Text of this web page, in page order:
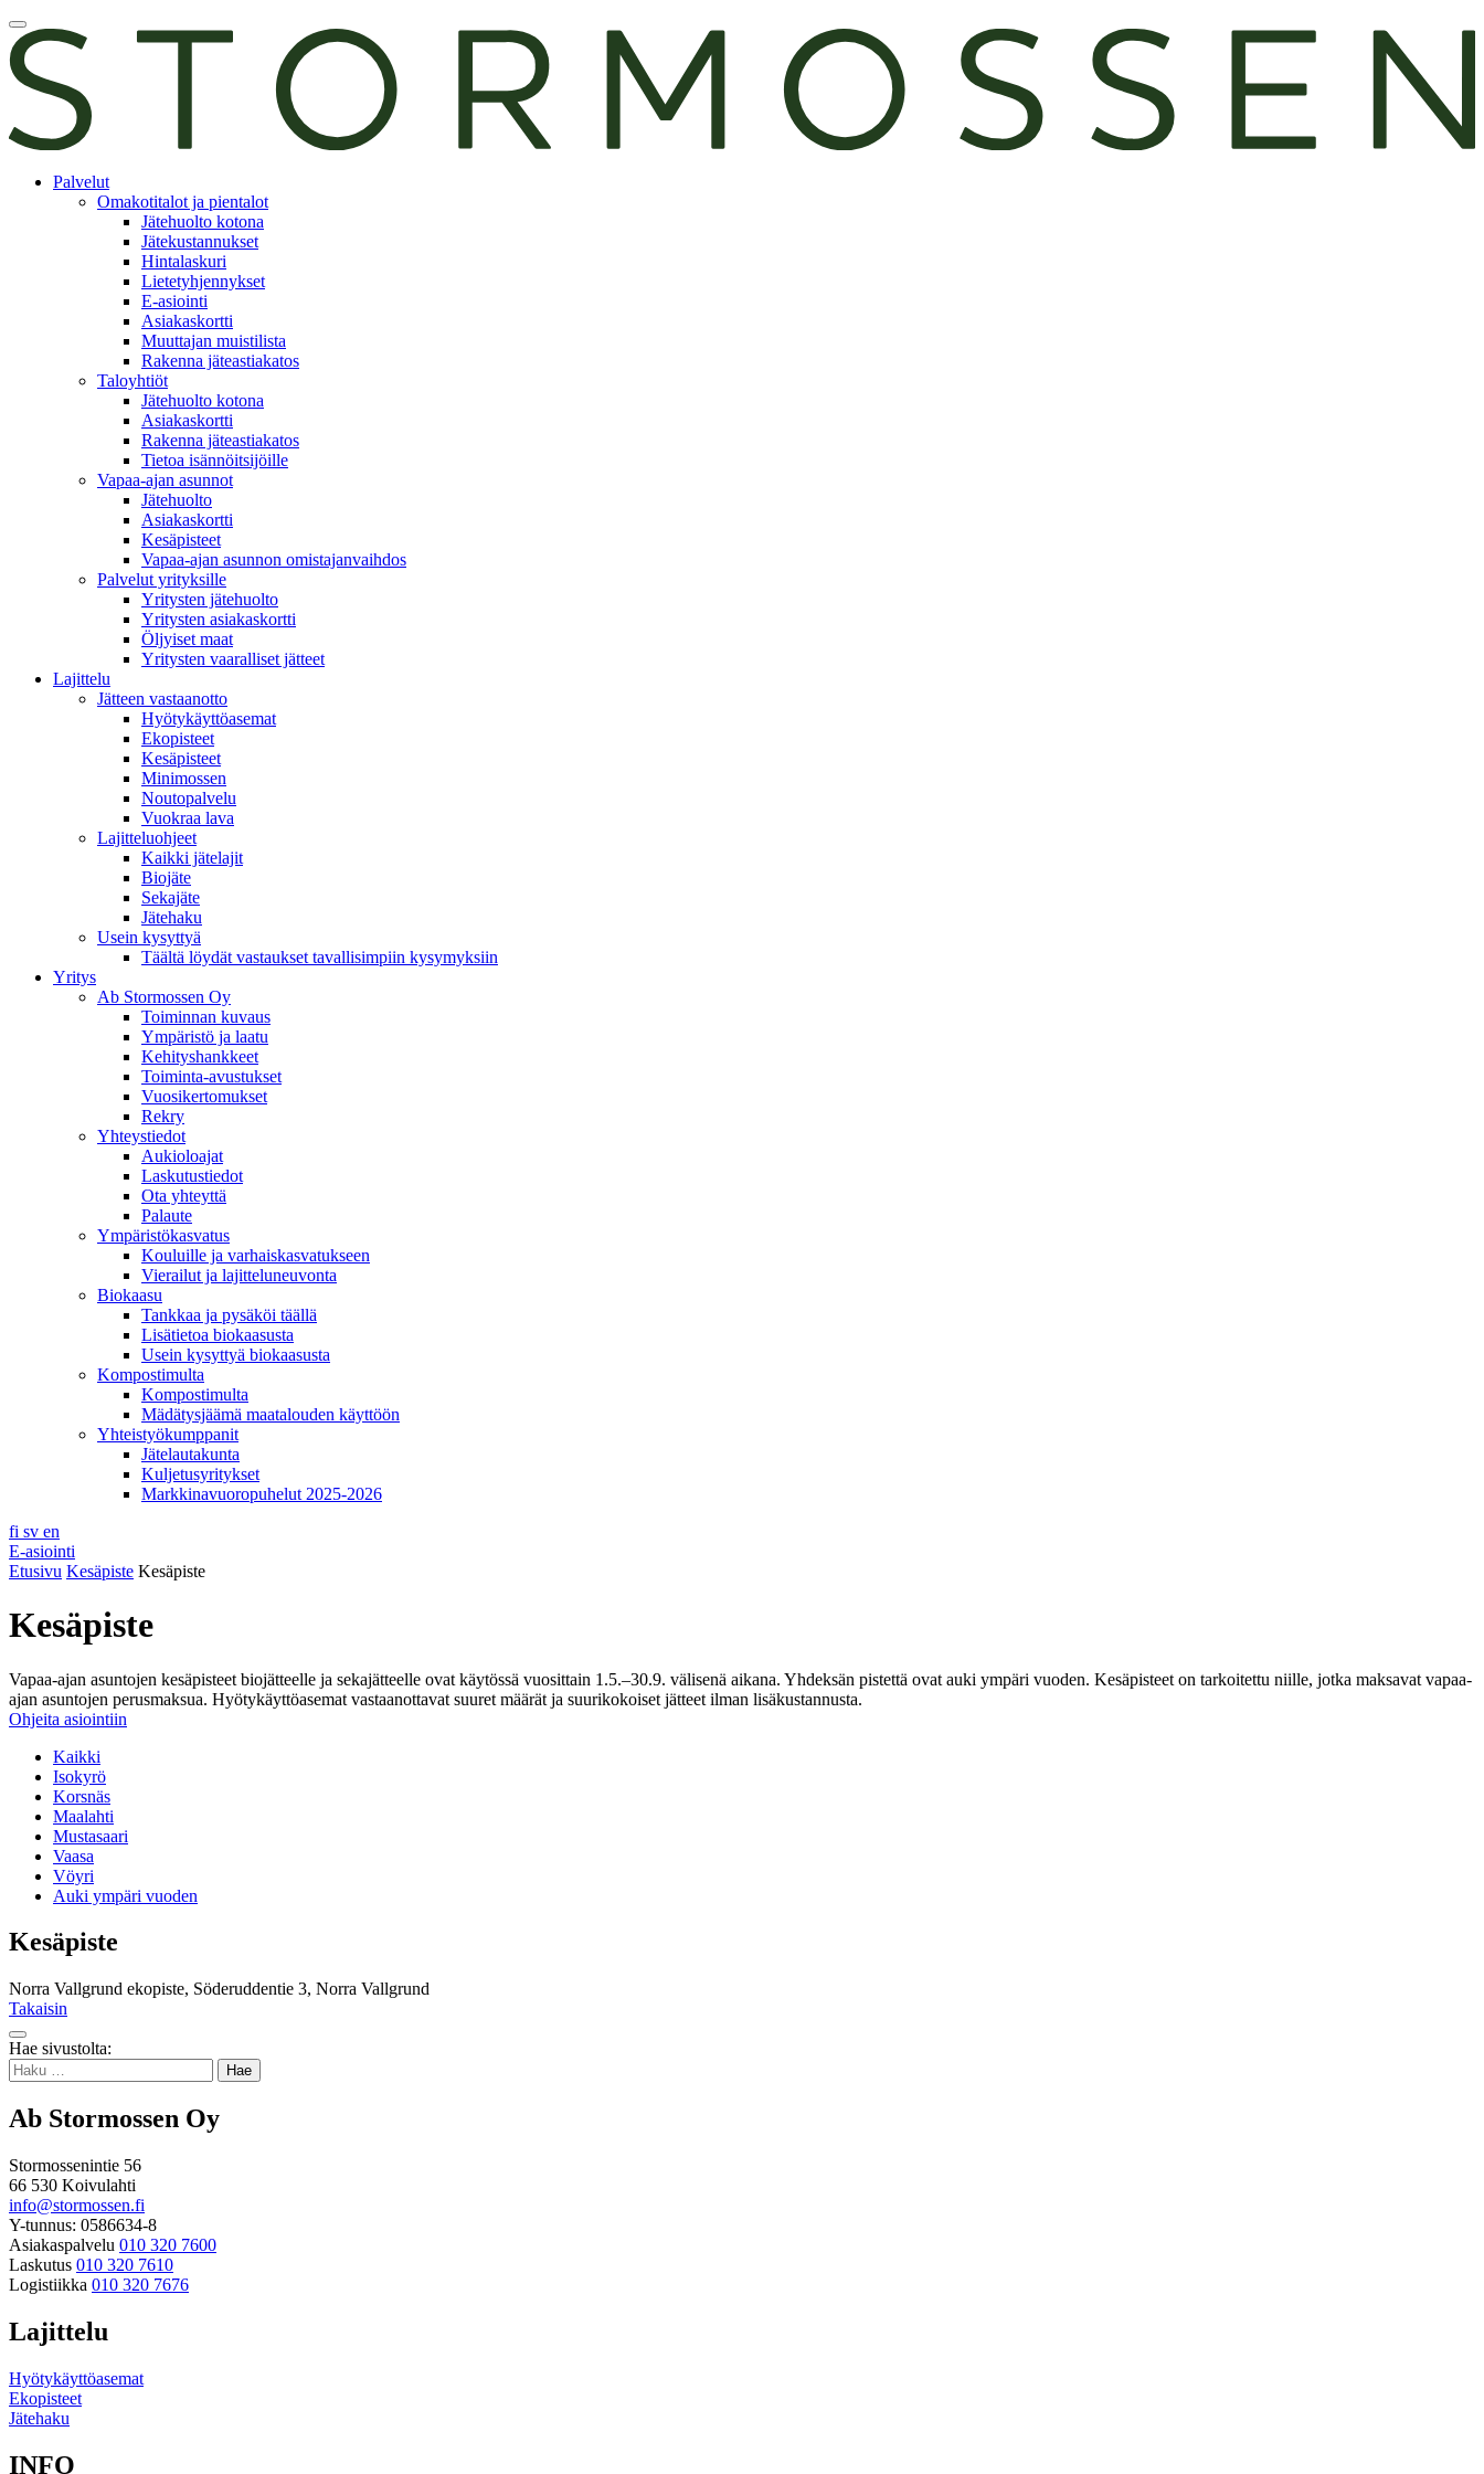
Skip
to
content
Avaa
päävalikko
asiointiPalvelut
Omakotitalot ja pientalot
Jätehuolto kotona
Jätekustannukset
Hintalaskuri
Lietetyhjennykset
E-asiointi
Asiakaskortti
Muuttajan muistilista
Rakenna jäteastiakatos
Taloyhtiöt
Jätehuolto kotona
Asiakaskortti
Rakenna jäteastiakatos
Tietoa isännöitsijöille
Vapaa-ajan asunnot
Jätehuolto
Asiakaskortti
Kesäpisteet
Vapaa-ajan asunnon omistajanvaihdos
Palvelut yrityksille
Yritysten jätehuolto
Yritysten asiakaskortti
Öljyiset maat
Yritysten vaaralliset jätteet
Lajittelu
Jätteen vastaanotto
Hyötykäyttöasemat
Ekopisteet
Kesäpisteet
Minimossen
Noutopalvelu
Vuokraa lava
Lajitteluohjeet
Kaikki jätelajit
Biojäte
Sekajäte
Jätehaku
Usein kysyttyä
Täältä löydät vastaukset tavallisimpiin kysymyksiin
Yritys
Ab Stormossen Oy
Toiminnan kuvaus
Ympäristö ja laatu
Kehityshankkeet
Toiminta-avustukset
Vuosikertomukset
Rekry
Yhteystiedot
Aukioloajat
Laskutustiedot
Ota yhteyttä
Palaute
Ympäristökasvatus
Kouluille ja varhaiskasvatukseen
Vierailut ja lajitteluneuvonta
Biokaasu
Tankkaa ja pysäköi täällä
Lisätietoa biokaasusta
Usein kysyttyä biokaasusta
Kompostimulta
Kompostimulta
Mädätysjäämä maatalouden käyttöön
Yhteistyökumppanit
Jätelautakunta
Kuljetusyritykset
Markkinavuoropuhelut 2025-2026
fi sv en
E-asiointi
Etusivu Kesäpiste Kesäpiste
Kesäpiste
Vapaa-ajan asuntojen kesäpisteet biojätteelle ja sekajätteelle ovat käytössä vuosittain 1.5.–30.9. välisenä aikana. Yhdeksän pistettä ovat auki ympäri vuoden. Kesäpisteet on tarkoitettu niille, jotka maksavat vapaa-
ajan asuntojen perusmaksua. Hyötykäyttöasemat vastaanottavat suuret määrät ja suurikokoiset jätteet ilman lisäkustannusta.
Ohjeita asiointiin
Kaikki
Isokyrö
Korsnäs
Maalahti
Mustasaari
Vaasa
Vöyri
Auki ympäri vuoden
Kesäpiste
Norra Vallgrund ekopiste, Söderuddentie 3, Norra Vallgrund
Takaisin
Takaisin
ylös
Hae sivustolta:
Haku:
Ab Stormossen Oy
Stormossenintie 56
66 530 Koivulahti
info@stormossen.fi
Y-tunnus: 0586634-8
Asiakaspalvelu 010 320 7600
Laskutus 010 320 7610
Logistiikka 010 320 7676
Lajittelu
Hyötykäyttöasemat
Ekopisteet
Jätehaku
INFO